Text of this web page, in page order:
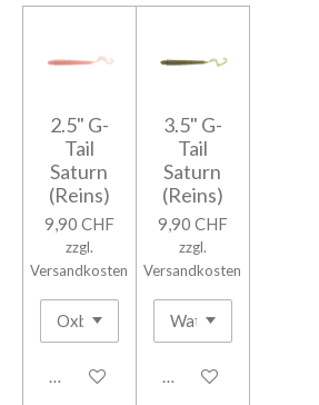
2.5" G-
Tail
Saturn
(Reins)
9,90 CHF
zzgl.
Versandkosten
In den Warenkorb
3.5" G-
Tail
Saturn
(Reins)
9,90 CHF
zzgl.
Versandkosten
In den Warenkorb